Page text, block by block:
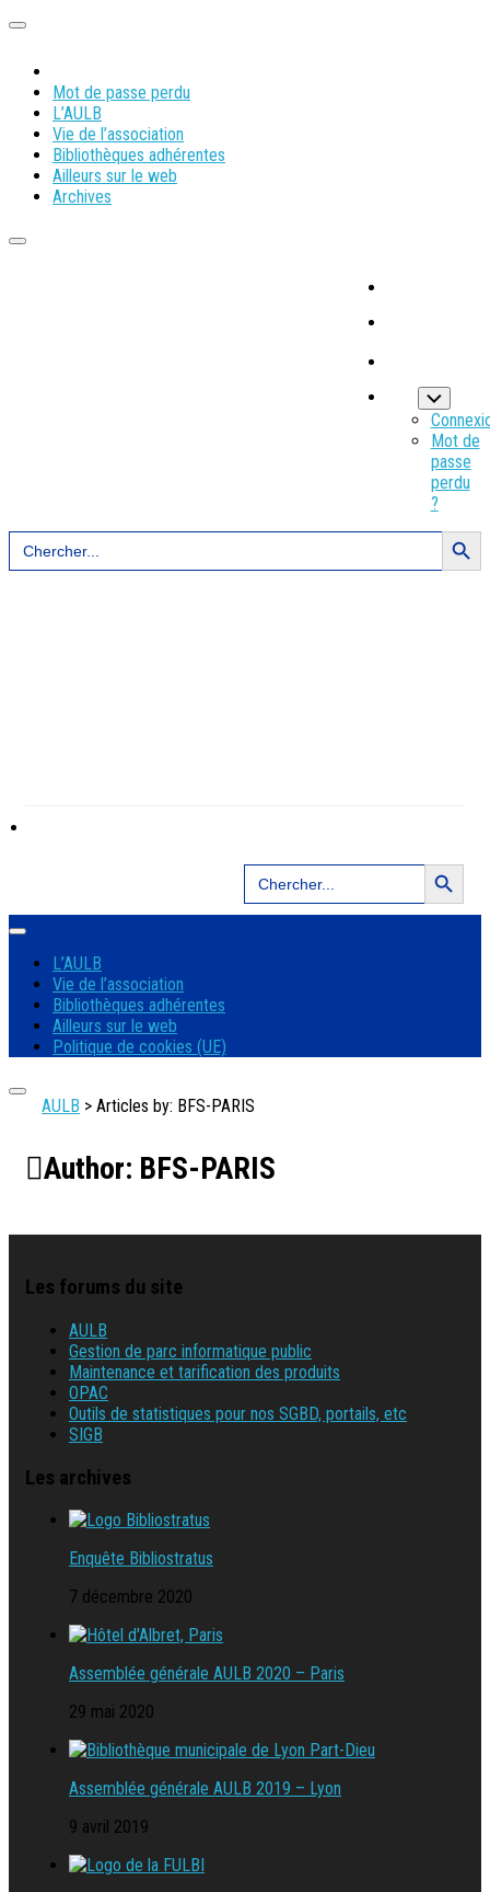
Mot de passe perdu
L’AULB
Vie de l’association
Bibliothèques adhérentes
Ailleurs sur le web
Archives
Mot de
passe
perdu
?
Search
for:
Search Button
Search
for:
Search Button
L’AULB
Vie de l’association
Bibliothèques adhérentes
Ailleurs sur le web
Politique de cookies (UE)
AULB > Articles by: BFS-PARIS
Author: BFS-PARIS
Les forums du site
AULB
Gestion de parc informatique public
Maintenance et tarification des produits
OPAC
Outils de statistiques pour nos SGBD, portails, etc
SIGB
Les archives
Enquête Bibliostratus
7 décembre 2020
Assemblée générale AULB 2020 – Paris
29 mai 2020
Assemblée générale AULB 2019 – Lyon
9 avril 2019